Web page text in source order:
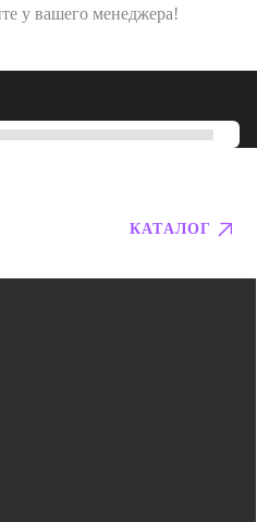
у вашего менеджера!
КАТАЛОГ